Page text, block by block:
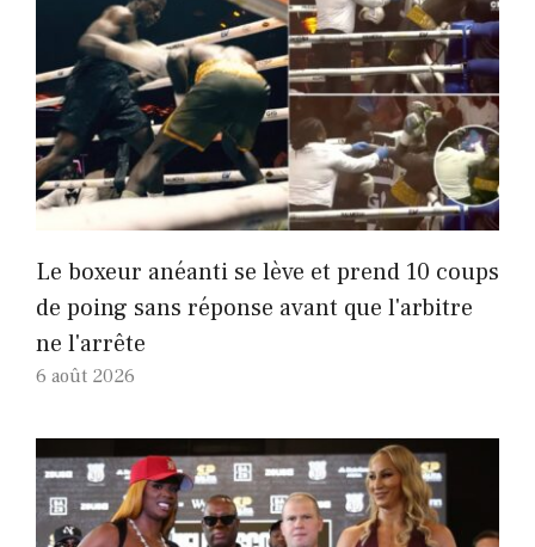
Le boxeur anéanti se lève et prend 10 coups
de poing sans réponse avant que l'arbitre
ne l'arrête
6 août 2026